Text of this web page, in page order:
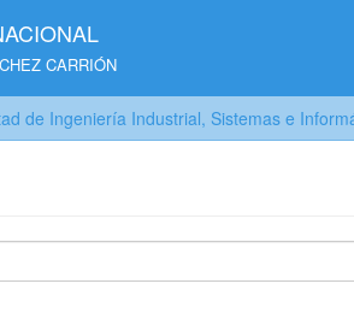
CARRIÓN
de Ingeniería Industrial, Sistemas e